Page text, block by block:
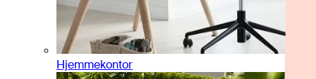
Hjemmekontor